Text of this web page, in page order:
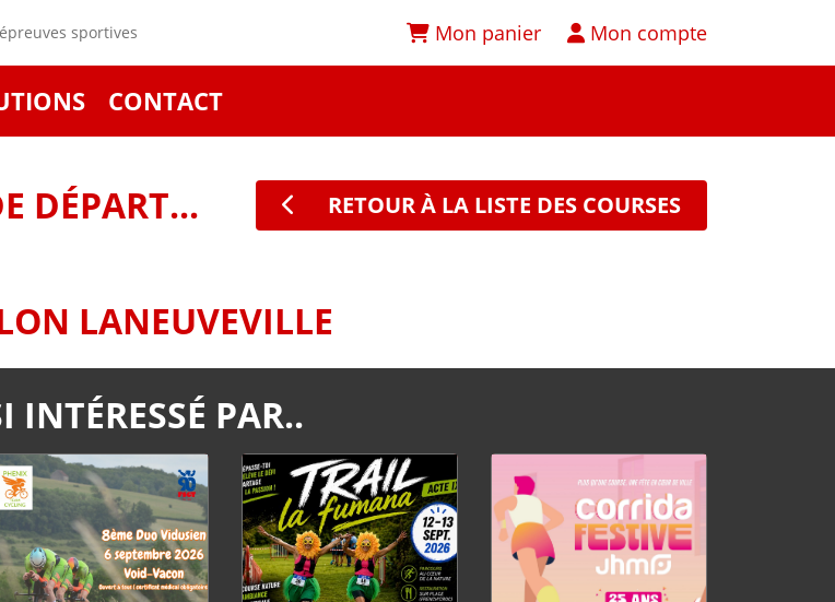
sportives Mon panier Mon compte
CONTACT
DÉPART... RETOUR À LA LISTE DES COURSES
LANEUVEVILLE
INTÉRESSÉ PAR..